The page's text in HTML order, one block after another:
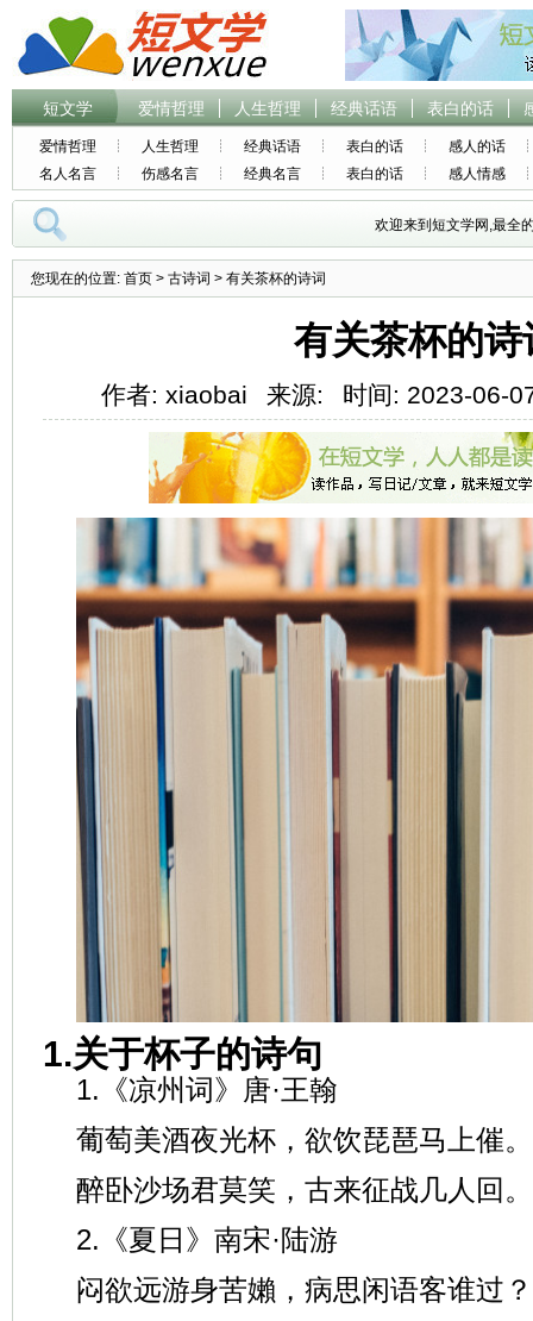
短文学 爱情哲理 人生哲理 经典话语 表白的话
爱情哲理 人生哲理 经典话语 表白的话
感人的话
名人名言
伤感名言 经典名言 表白的话 感人情感
欢迎来到短文学网,最全
您现在的位置: 首页 > 古诗词 > 有关茶杯的诗词
有关茶杯的诗
作者: xiaobai 来源: 时间: 2023-06-
1.关于杯子的诗句
1.《凉州词》唐·王翰
葡萄美酒夜光杯，欲饮琵琶马上催。
醉卧沙场君莫笑，古来征战几人回。
2.《夏日》南宋·陆游
闷欲远游身苦嬾，病思闲语客谁过？